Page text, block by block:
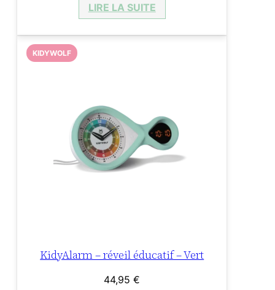
LIRE LA SUITE
KidyAlarm – réveil éducatif – Vert
KIDYWOLF
44,95€